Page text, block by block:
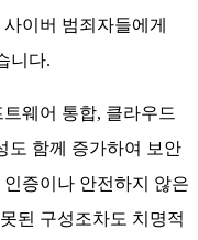
이버 범죄자들에게
니다.
웨어 통합, 클라우드
도 함께 증가하여 보안
증이나 안전하지 않은
된 구성조차도 치명적